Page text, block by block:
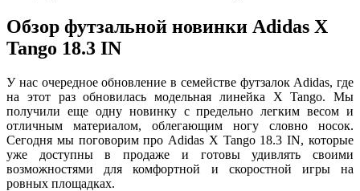
Обзор футзальной новинки Adidas X
Tango 18.3 IN
У нас очередное обновление в семействе футзалок Adidas, где
на этот раз обновилась модельная линейка X Tango. Мы
получили еще одну новинку с предельно легким весом и
отличным материалом, облегающим ногу словно носок.
Сегодня мы поговорим про Adidas X Tango 18.3 IN, которые
уже доступны в продаже и готовы удивлять своими
возможностями для комфортной и скоростной игры на
ровных площадках.